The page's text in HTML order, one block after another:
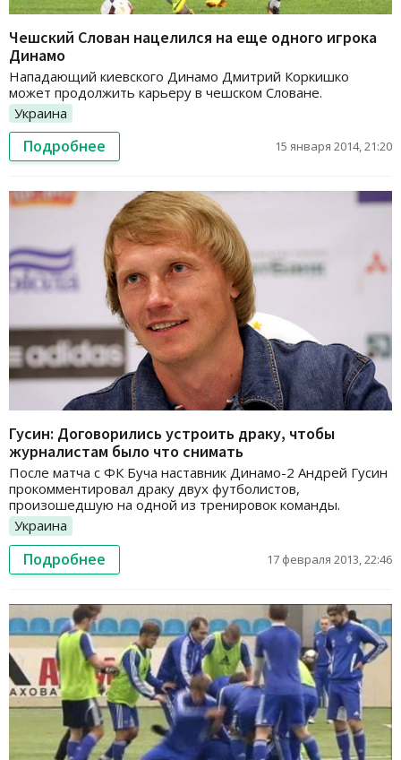
Чешский Слован нацелился на еще одного игрока
Динамо
Нападающий киевского Динамо Дмитрий Коркишко
может продолжить карьеру в чешском Словане.
Украина
Подробнее 15 января 2014, 21:20
Гусин: Договорились устроить драку, чтобы
журналистам было что снимать
После матча с ФК Буча наставник Динамо-2 Андрей Гусин
прокомментировал драку двух футболистов,
произошедшую на одной из тренировок команды.
Украина
Подробнее 17 февраля 2013, 22:46